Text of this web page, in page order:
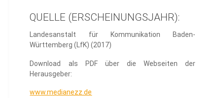
QUELLE (ERSCHEINUNGSJAHR):
Landesanstalt für Kommunikation Baden-
Württemberg (LfK) (2017)
Download als PDF über die Webseiten der
Herausgeber:
www.medianezz.de